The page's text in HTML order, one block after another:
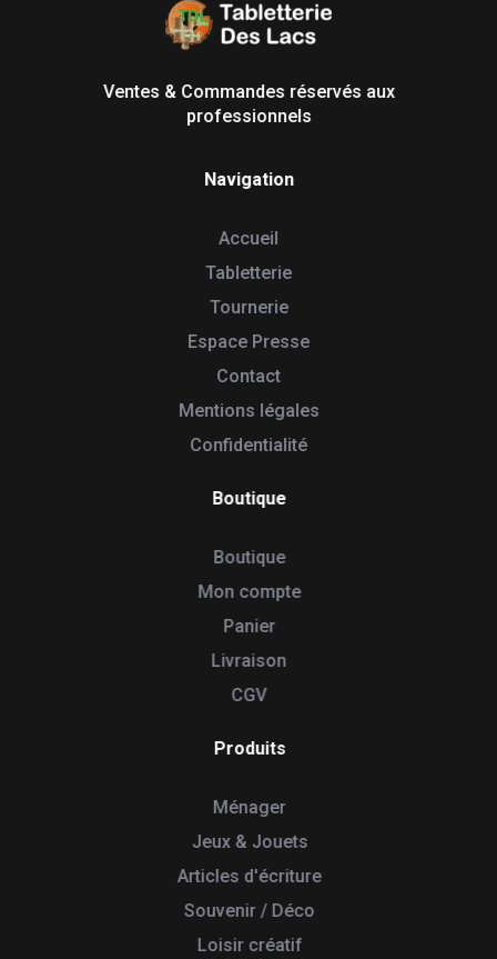
Ventes & Commandes réservés aux
professionnels
Navigation
Accueil
Tabletterie
Tournerie
Espace Presse
Contact
Mentions légales
Confidentialité
Boutique
Boutique
Mon compte
Panier
Livraison
CGV
Produits
Ménager
Jeux & Jouets
Articles d'écriture
Souvenir / Déco
Loisir créatif